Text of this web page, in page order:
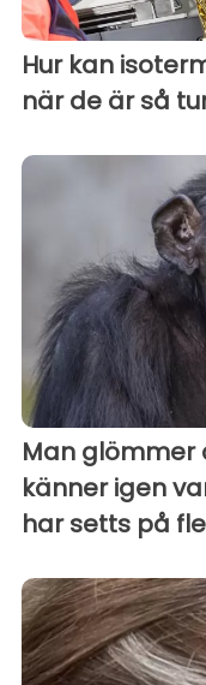
Hur kan
när de är så
Man glömmer
känner igen
har setts på